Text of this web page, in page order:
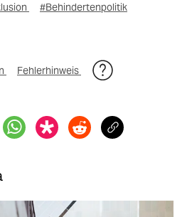
#Behindertenpolitik
Fehlerhinweis